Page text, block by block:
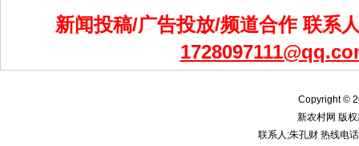
新闻投稿/广告投放/频道合作 联系
Copyright ©
新农村网 版
联系人;朱孔财 热线电